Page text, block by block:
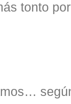
tonto